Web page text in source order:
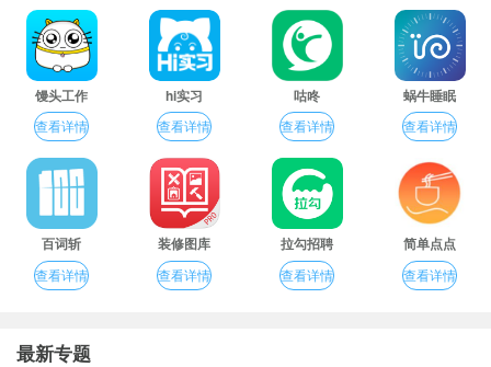
馒头工作
查看详情
hi实习
查看详情
咕咚
查看详情
蜗牛睡眠
查看详情
百词斩
查看详情
装修图库
查看详情
拉勾招聘
查看详情
简单点点
查看详情
最新专题